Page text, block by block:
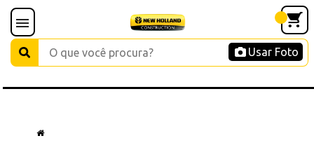
Usar Foto